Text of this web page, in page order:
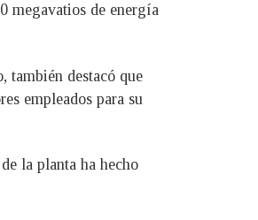
megavatios de energía
también destacó que
empleados para su
la planta ha hecho